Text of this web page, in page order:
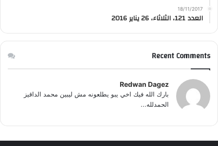
18/11/2017
العدد 121، الثلاثاء، 26 يناير 2016
Recent Comments
Redwan Dagez
بارك الله فيك اخي يبو يطلعونه مش ليبين محمد الداقيز
الحمدلله...